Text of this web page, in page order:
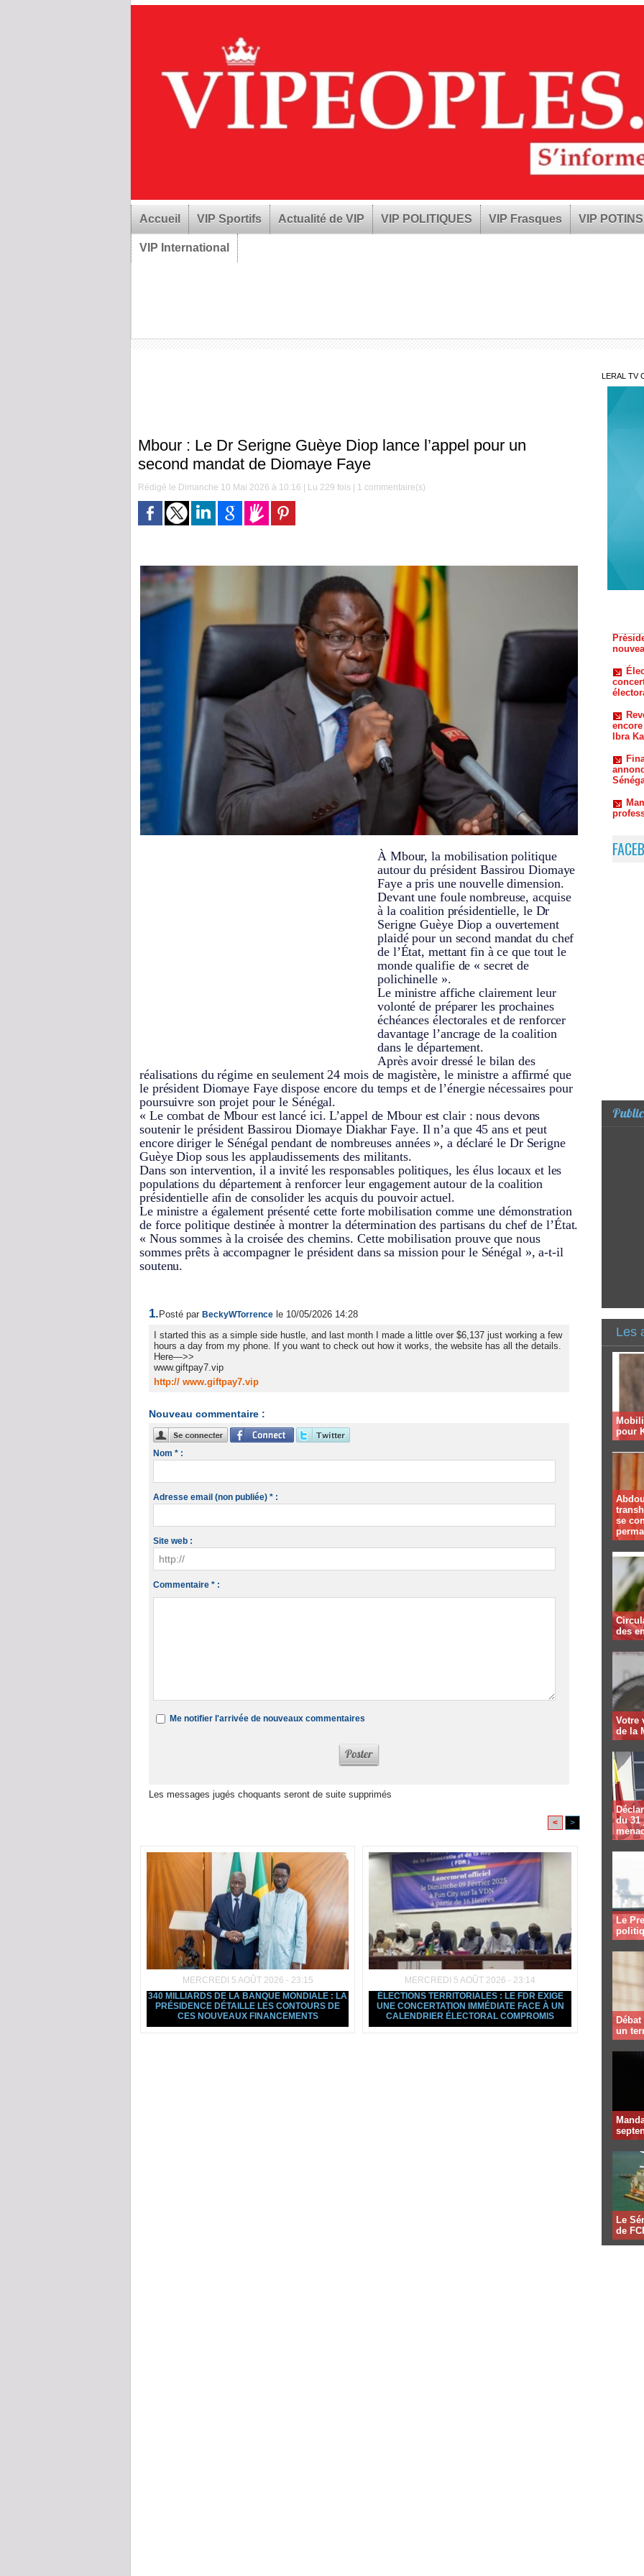
Accueil VIP Sportifs Actualité de VIP VIP POLITIQUES VIP Frasques VIP POTINS
VIP International
Mbour : Le Dr Serigne Guèye Diop lance l’appel pour un
second mandat de Diomaye Faye
Rédigé le Dimanche 10 Mai 2026 à 10:16 | Lu 229 fois | 1 commentaire(s)
À Mbour, la mobilisation politique
autour du président Bassirou Diomaye
Faye a pris une nouvelle dimension.
Devant une foule nombreuse, acquise
à la coalition présidentielle, le Dr
Serigne Guèye Diop a ouvertement
plaidé pour un second mandat du chef
de l’État, mettant fin à ce que tout le
monde qualifie de « secret de
polichinelle ».
Le ministre affiche clairement leur
volonté de préparer les prochaines
échéances électorales et de renforcer
davantage l’ancrage de la coalition
dans le département.
Après avoir dressé le bilan des
réalisations du régime en seulement 24 mois de magistère, le ministre a affirmé que
le président Diomaye Faye dispose encore du temps et de l’énergie nécessaires pour
poursuivre son projet pour le Sénégal.
« Le combat de Mbour est lancé ici. L’appel de Mbour est clair : nous devons
soutenir le président Bassirou Diomaye Diakhar Faye. Il n’a que 45 ans et peut
encore diriger le Sénégal pendant de nombreuses années », a déclaré le Dr Serigne
Guèye Diop sous les applaudissements des militants.
Dans son intervention, il a invité les responsables politiques, les élus locaux et les
populations du département à renforcer leur engagement autour de la coalition
présidentielle afin de consolider les acquis du pouvoir actuel.
Le ministre a également présenté cette forte mobilisation comme une démonstration
de force politique destinée à montrer la détermination des partisans du chef de l’État.
« Nous sommes à la croisée des chemins. Cette mobilisation prouve que nous
sommes prêts à accompagner le président dans sa mission pour le Sénégal », a-t-il
soutenu.
1. Posté par BeckyWTorrence le 10/05/2026 14:28
I started this as a simple side hustle, and last month I made a little over $6,137 just working a few
hours a day from my phone. If you want to check out how it works, the website has all the details.
Here—>>
www.giftpay7.vip
http:// www.giftpay7.vip
Nouveau commentaire :
Nom * :
Adresse email (non publiée) * :
Site web :
Commentaire * :
Me notifier l'arrivée de nouveaux commentaires
Les messages jugés choquants seront de suite supprimés
< >
MERCREDI 5 AOÛT 2026 - 23:15
340 MILLIARDS DE LA BANQUE MONDIALE : LA
PRÉSIDENCE DÉTAILLE LES CONTOURS DE
CES NOUVEAUX FINANCEMENTS
MERCREDI 5 AOÛT 2026 - 23:14
ÉLECTIONS TERRITORIALES : LE FDR EXIGE
UNE CONCERTATION IMMÉDIATE FACE À UN
CALENDRIER ÉLECTORAL COMPROMIS
LERAL TV
Ibra
Le
Les
pour
se
des
Votre
de la
du 31
Le
un
Le
de